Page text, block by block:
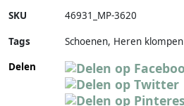
SKU 46931_MP-3620
Tags
Schoenen, Heren klompen
Delen